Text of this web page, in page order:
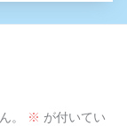
。 ※ が付いてい